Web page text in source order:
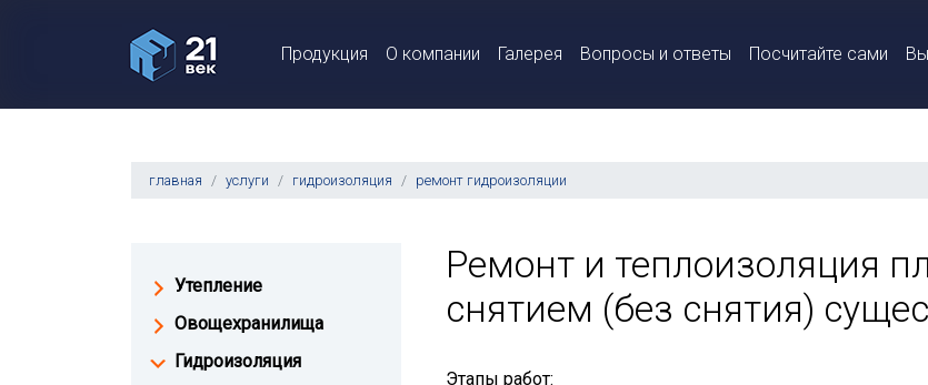
Продукция О компании Галерея Вопросы и ответы Посчитайте сами
главная услуги гидроизоляция ремонт гидроизоляции
Ремонт и теплоизоляция
снятием (без снятия)
Этапы работ:
Утепление
Овощехранилища
Гидроизоляция